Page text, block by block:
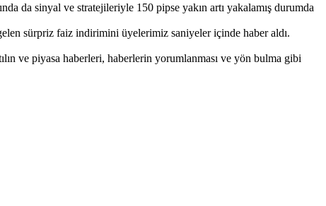
da sinyal ve stratejileriyle 150 pipse yakın artı yakalamış durumda
sürpriz faiz indirimini üyelerimiz saniyeler içinde haber aldı.
ve piyasa haberleri, haberlerin yorumlanması ve yön bulma gibi